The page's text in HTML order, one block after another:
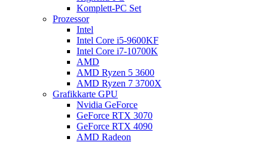
Komplett-PC Set
Prozessor
Intel
Intel Core i5-9600KF
Intel Core i7-10700K
AMD
AMD Ryzen 5 3600
AMD Ryzen 7 3700X
Grafikkarte GPU
Nvidia GeForce
GeForce RTX 3070
GeForce RTX 4090
AMD Radeon